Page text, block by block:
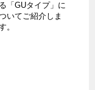
る「GUタイプ」に
いてご紹介しま
。